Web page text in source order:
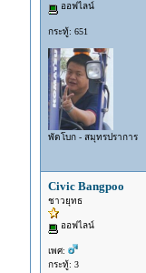
ออฟไลน์
กระทู้: 651
พัดโบก - สมุทรปราการ
Civic Bangpoo
ชาวยุทธ
ออฟไลน์
เพศ:
กระทู้: 3